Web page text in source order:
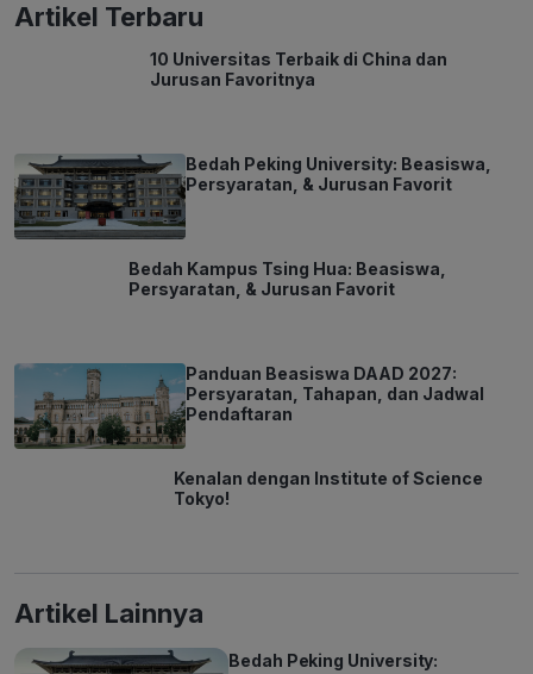
Artikel Terbaru
10 Universitas Terbaik di China dan
Jurusan Favoritnya
Bedah Peking University: Beasiswa,
Persyaratan, & Jurusan Favorit
Bedah Kampus Tsing Hua: Beasiswa,
Persyaratan, & Jurusan Favorit
Panduan Beasiswa DAAD 2027:
Persyaratan, Tahapan, dan Jadwal
Pendaftaran
Kenalan dengan Institute of Science
Tokyo!
Artikel Lainnya
Bedah Peking University: